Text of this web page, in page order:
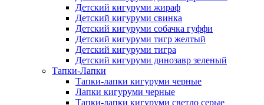
Детский кигуруми жираф
Детский кигуруми свинка
Детский кигуруми собачка гуффи
Детский кигуруми тигр желтый
Детский кигуруми тигра
Детский кигуруми динозавр зеленый
Тапки-Лапки
Тапки-лапки кигуруми черные
Лапки кигуруми черные
Тапки-лапки кигуруми светло серые